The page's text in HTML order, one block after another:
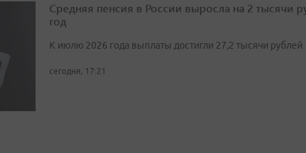
Средняя пенсия в России выросла на 2 тысячи
год
К июлю 2026 года выплаты достигли 27,2 тысячи рублей
сегодня, 17:21